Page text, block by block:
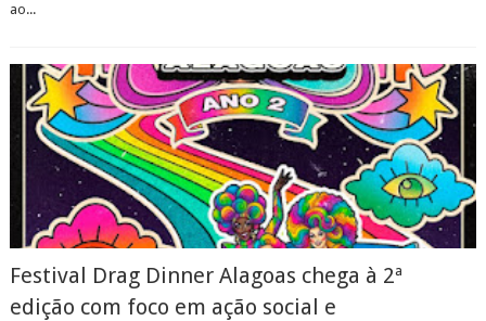
ao...
Festival Drag Dinner Alagoas chega à 2ª
edição com foco em ação social e